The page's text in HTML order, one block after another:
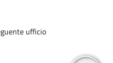
ufficio